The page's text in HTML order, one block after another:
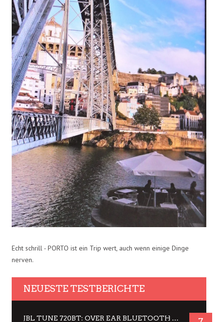
Echt schrill - PORTO ist ein Trip wert, auch wenn einige Dinge
nerven.
NEUESTE TESTBERICHTE
JBL TUNE 720BT: OVER EAR BLUETOOTH KOPFHÖRER UM DIE 50,-€ IM DAUER-TEST